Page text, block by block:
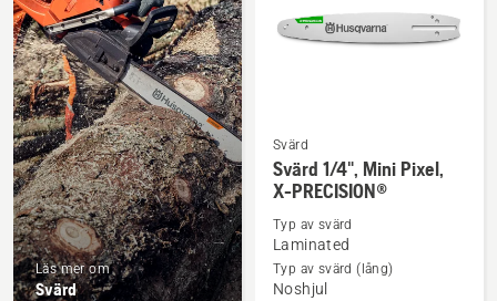
Läs mer om
Svärd
Se
mer
information
om
Svärd
1/4",
Svärd
Svärd 1/4", Mini Pixel,
X-PRECISION®
Typ av svärd
Laminated
Typ av svärd (lång)
Noshjul